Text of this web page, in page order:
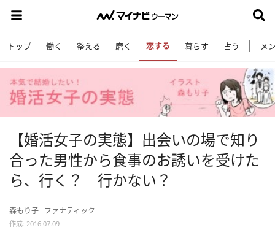
トップ 働く 整える 磨く 恋する 暮らす 占う メ
【婚活女子の実態】出会いの場で知り
合った男性から食事のお誘いを受けた
ら、行く？ 行かない？
森もり子 ファナティック
作成: 2016.07.09